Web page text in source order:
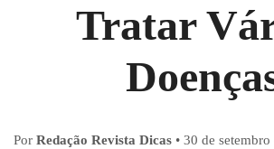
Tratar
Por Redação Revista Dicas • 30 de setembro